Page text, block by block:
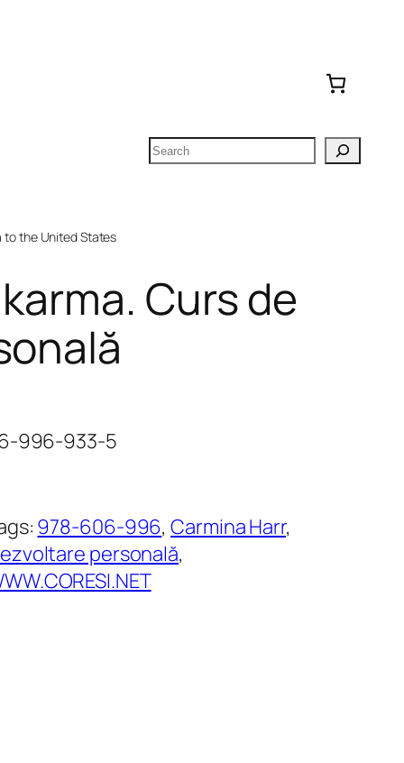
Search
to the United States
Curs de
996-933-5
978-606-996, Carmina Harr
personală